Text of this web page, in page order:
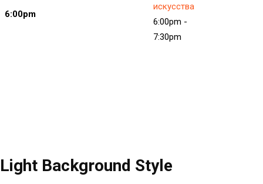
6:00pm
искусства
6:00pm -
7:30pm
Light Background Style